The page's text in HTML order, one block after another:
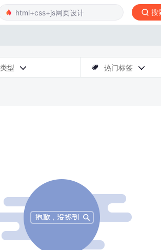
搜
类型   热门标签 